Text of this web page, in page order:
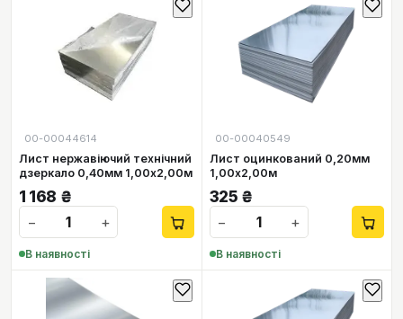
00-00044614
Лист нержавіючий технічний
дзеркало 0,40мм 1,00х2,00м
1 168 ₴
−
+
В наявності
00-00040549
Лист оцинкований 0,20мм
1,00х2,00м
325 ₴
−
+
В наявності